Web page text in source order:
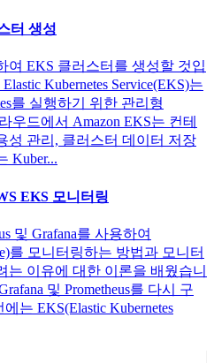
터 생성
여 EKS 클러스터를 생성할 것입
Kubernetes Service(EKS)는
를 실행하기 위한 관리형
우드에서 Amazon EKS는 컨테
성 관리, 클러스터 데이터 저장
Kuber...
EKS 모니터링
및 Grafana를 사용하여
를 모니터링하는 방법과 모니터
는 이유에 대한 이론을 배웠습니
및 Prometheus를 다시 구
는 EKS(Elastic Kubernetes